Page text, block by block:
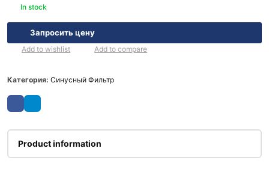
In stock
Запросить цену
Add to wishlist Add to compare
Категория: Синусный Фильтр
Product information